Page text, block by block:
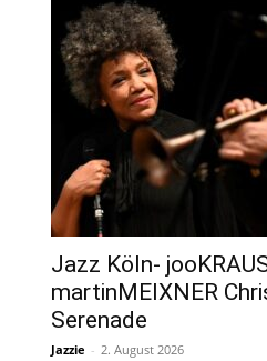
Jazz Köln-
martinMEIXNER
Serenade
Jazzie - 2. August 2026